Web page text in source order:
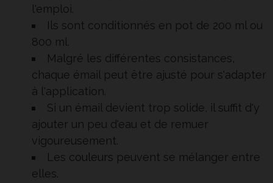
l'emploi.
Ils sont conditionnés en pot de 200 ml ou
800 ml.
Malgré les différentes consistances,
chaque émail peut être ajusté pour s'adapter
à l'application.
Si un émail devient trop solide, il suffit d'y
ajouter un peu d'eau et de remuer
vigoureusement.
Les couleurs peuvent se mélanger entre
elles.